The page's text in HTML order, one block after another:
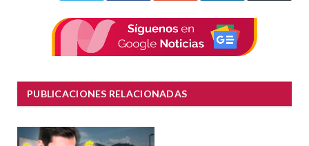
PUBLICACIONES RELACIONADAS